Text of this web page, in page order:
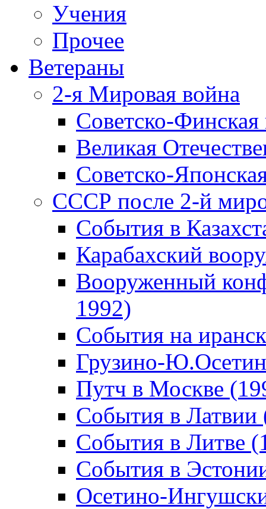
Учения
Прочее
Ветераны
2-я Мировая война
Советско-
Великая
Советско-
СССР после 2-й
События в
Карабахский
Вооруженный
1992)
События на
Грузино-
Путч в Москве
События в Латвии
События в Литве
События в
Осетино-